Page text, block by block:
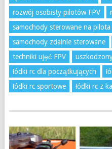
rozwój osobisty pilotów FPV
samochody sterowane na pilota
samochody zdalnie sterowane
techniki ujęć FPV
łódki rc dla początkujących
łódki rc sportowe
łódki rc z